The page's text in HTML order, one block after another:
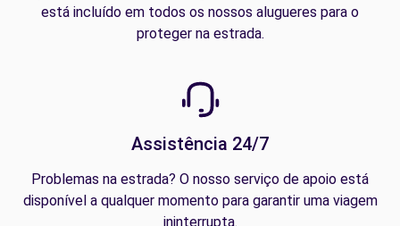
está incluído em todos os nossos alugueres para o
proteger na estrada.
Assistência 24/7
Problemas na estrada? O nosso serviço de apoio está
disponível a qualquer momento para garantir uma viagem
ininterrupta.